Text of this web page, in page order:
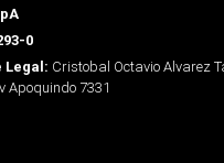
0
Legal: Cristobal Octavio Alvarez
Apoquindo 7331